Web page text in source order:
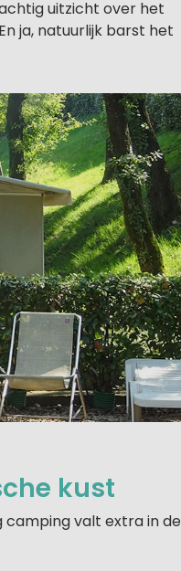
uitzicht over het
ja, natuurlijk barst het
kust
camping valt extra in de